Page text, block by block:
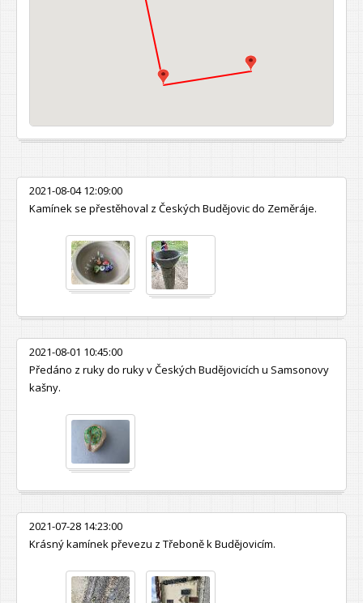
2021-08-04 12:09:00
Kamínek se přestěhoval z Českých Budějovic do Zeměráje.
2021-08-01 10:45:00
Předáno z ruky do ruky v Českých Budějovicích u Samsonovy
kašny.
2021-07-28 14:23:00
Krásný kamínek převezu z Třeboně k Budějovicím.